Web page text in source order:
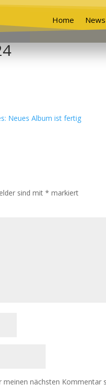
Home News
sind mit * markiert
nächsten Kommentar